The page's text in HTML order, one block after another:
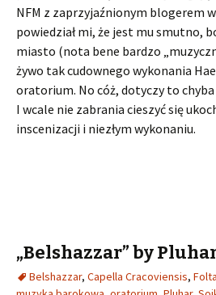
NFM z zaprzyjaźnionym blogerem
powiedział mi, że jest mu smutno,
miasto (nota bene bardzo
żywo tak cudownego wykonania
oratorium. No cóż, dotyczy to
I wcale nie zabrania cieszyć się
inscenizacji i niezłym wykonaniu.
„Belshazzar” by
Belshazzar, Capella Cracoviensis,